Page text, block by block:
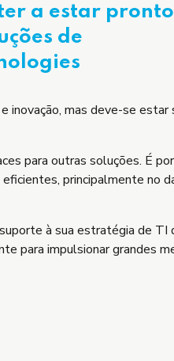
a estar pronto
de
inovação, mas deve-se estar
para outras soluções. É
principalmente no
à sua estratégia de TI
para impulsionar grandes